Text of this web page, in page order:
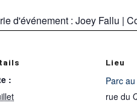
d'événement : Joey Fallu |
:
Lieu
Parc
rue du